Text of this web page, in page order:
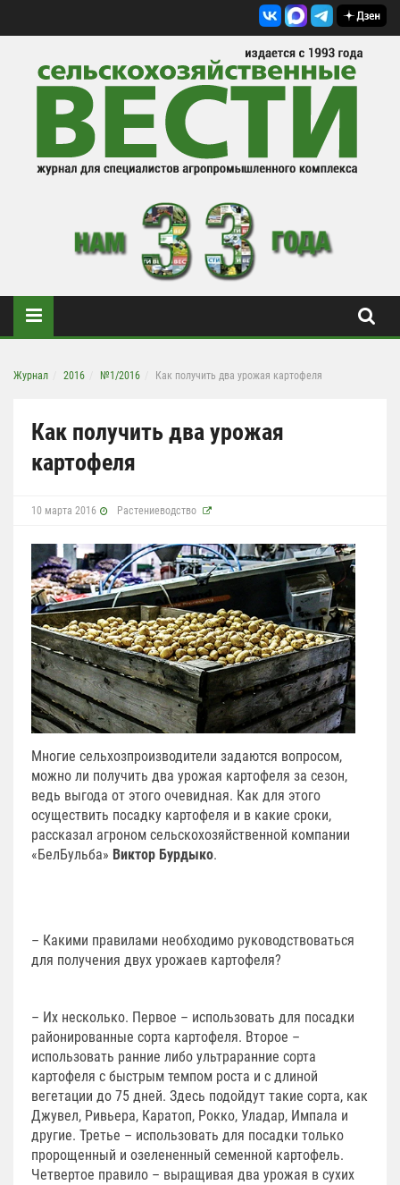
Журнал 2016 №1/2016 Как получить два урожая картофеля
Как получить два урожая
картофеля
10 марта 2016 Растениеводство
Многие сельхозпроизводители задаются вопросом,
можно ли получить два урожая картофеля за сезон,
ведь выгода от этого очевидная. Как для этого
осуществить посадку картофеля и в какие сроки,
рассказал агроном сельскохозяйственной компании
«БелБульба» Виктор Бурдыко.
– Какими правилами необходимо руководствоваться
для получения двух урожаев картофеля?
– Их несколько. Первое – использовать для посадки
районированные сорта картофеля. Второе –
использовать ранние либо ультраранние сорта
картофеля с быстрым темпом роста и с длиной
вегетации до 75 дней. Здесь подойдут такие сорта, как
Джувел, Ривьера, Каратоп, Рокко, Уладар, Импала и
другие. Третье – использовать для посадки только
пророщенный и озелененный семенной картофель.
Четвертое правило – выращивая два урожая в сухих